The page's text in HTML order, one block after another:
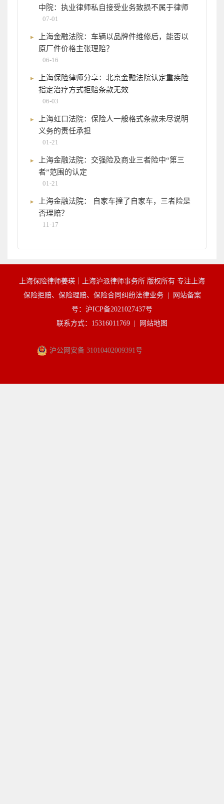
中院：执业律师私自接受业务致损不属于律师
07-01
上海金融法院：车辆以品牌件维修后，能否以
原厂件价格主张理赔？
06-16
上海保险律师分享：北京金融法院认定重疾险
指定治疗方式拒赔条款无效
06-03
上海虹口法院：保险人一般格式条款未尽说明
义务的责任承担
01-21
上海金融法院：交强险及商业三者险中“第三
者”范围的认定
01-21
上海金融法院： 自家车撞了自家车，三者险是
否理赔？
11-17
上海保险律师姜瑛｜上海沪派律师事务所 版权所有 专注上海
保险拒赔、保险理赔、保险合同纠纷法律业务 |
网站备案
号：沪ICP备2021027437号
联系方式：15316011769 |
网站地图
沪公网安备 31010402009391号